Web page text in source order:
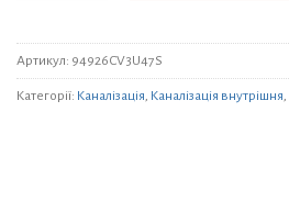
Артикул: 94926CV3U47S
Категорії: Каналізація, Каналізація внутрішня,